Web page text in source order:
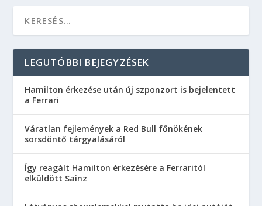
LEGUTÓBBI BEJEGYZÉSEK
Hamilton érkezése után új szponzort is bejelentett
a Ferrari
Váratlan fejlemények a Red Bull főnökének
sorsdöntő tárgyalásáról
Így reagált Hamilton érkezésére a Ferraritól
elküldött Sainz